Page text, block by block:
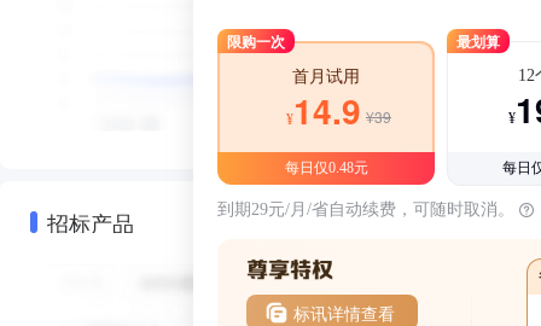
招标产品
限购一次
首月试用
¥14.9 ¥39
每日仅0.48元
最划算
12
¥
每日
到期29元/月/省自动续费，可随时取消。
标讯详情查看